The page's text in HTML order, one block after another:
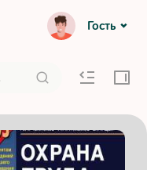
Гость